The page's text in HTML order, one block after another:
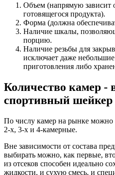
Объем (напрямую зависит
готовящегося продукта).
Форма (должна
Наличие шкалы,
порцию.
Наличие резьбы для
исключает даже
приготовления либо
Количество камер -
спортивный шейкер
По числу камер на рынке можно
2-х, 3-х и 4-камерные.
Вне зависимости от состава
выбирать можно, как первые,
из отсеков способен идеально
жидкости, и сухую смесь, и